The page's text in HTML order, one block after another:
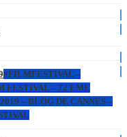
#FILMFESTIVAL –
FESTIVAL – 72 EME
– BLOG DE CANNES –